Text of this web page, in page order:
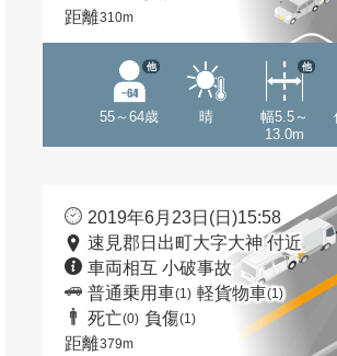
距離310m
55～64歳
他
晴
幅5.5～
13.0m
他
2019年6月23日(日)15:58
速見郡日出町大字大神 付近
車両相互 小破事故
普通乗用車(1) 軽貨物車(1)
死亡(0) 負傷(1)
距離379m